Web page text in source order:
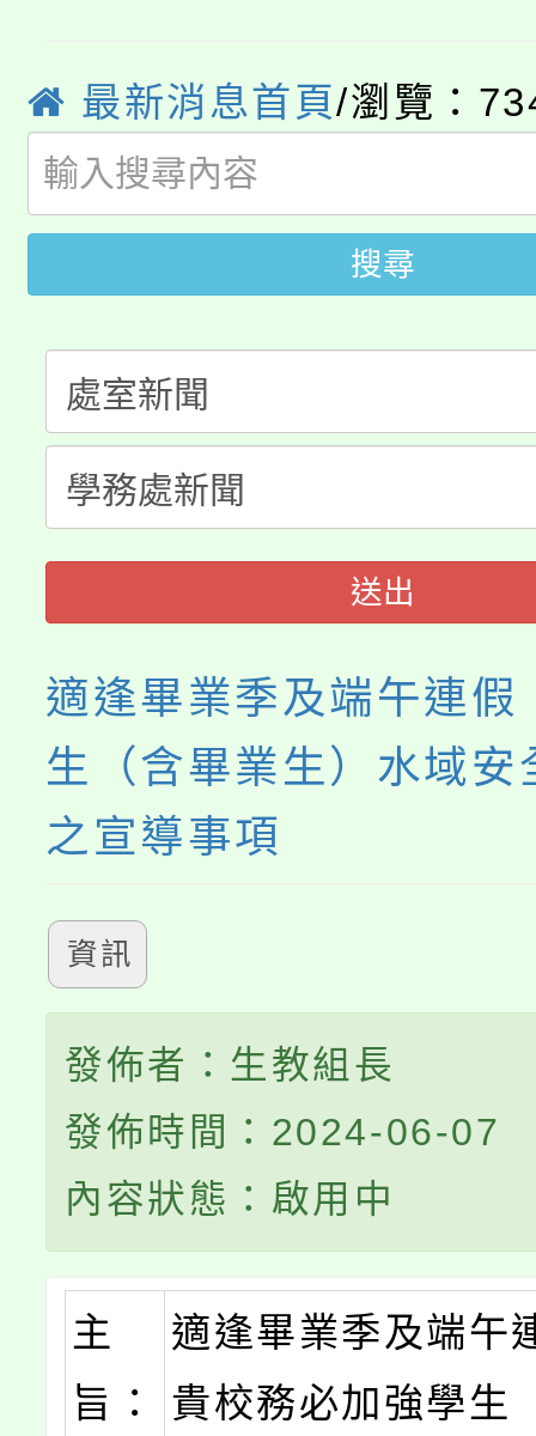
局官網。
8月14至27日，桃園電
開!
115年桃園市運動會8/
田徑場及游泳池舉行。
桃園市低收入戶享有免
視費優惠，中低收入戶
者。
大園自造教育及科技
份教師研習
淨零綠生活教案入校路
會
115年食農教育專業人
程
最新消息首頁/瀏覽：
搜尋
送出
適逢畢業季及端午連假
生（含畢業生）水域安
之宣導事項
資訊
發佈者：生教組長
發佈時間：2024-06-07
內容狀態：啟用中
主
旨：
適逢畢業季及端午
貴校務必加強學生